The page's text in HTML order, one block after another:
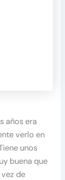
años era
verlo en
unos
buena que
de